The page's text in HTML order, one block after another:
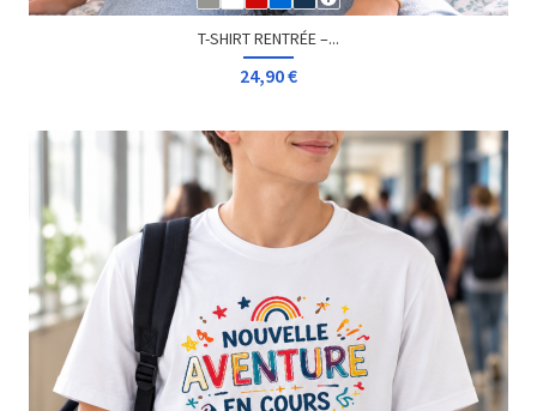
T-SHIRT RENTRÉE –...
24,90 €